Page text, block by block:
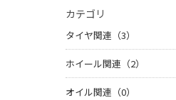
カテゴリ
タイヤ関連（3）
ホイール関連（2）
オイル関連（0）